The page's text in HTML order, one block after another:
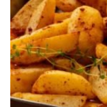
forno
croccanti
e
da
spalmare